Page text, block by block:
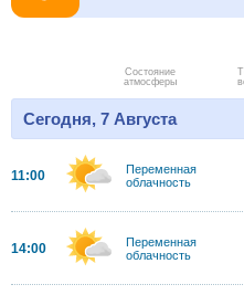
Состояние
атмосферы
Сегодня, 7 Августа
11:00
Переменная
облачность
14:00
Переменная
облачность